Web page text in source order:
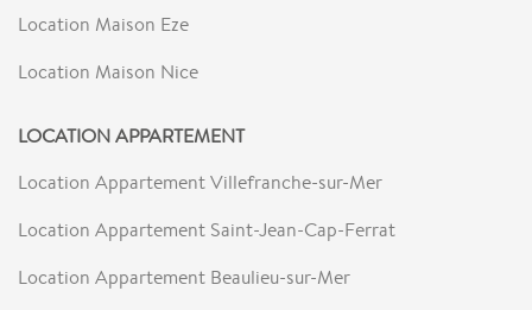
Location Maison Eze
Location Maison Nice
LOCATION APPARTEMENT
Location Appartement Villefranche-sur-Mer
Location Appartement Saint-Jean-Cap-Ferrat
Location Appartement Beaulieu-sur-Mer